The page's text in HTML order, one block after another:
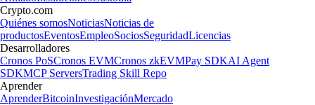
Crypto.com
Quiénes somosNoticiasNoticias de
productosEventosEmpleoSociosSeguridadLicencias
Desarrolladores
Cronos PoSCronos EVMCronos zkEVMPay SDKAI Agent
SDKMCP ServersTrading Skill Repo
Aprender
AprenderBitcoinInvestigaciónMercado